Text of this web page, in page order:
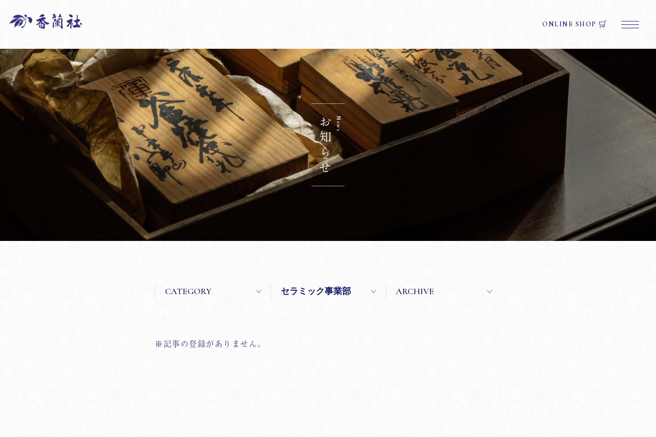
ONLINE SHOP
News
お知らせ
※記事の登録がありません。
香蘭社について
美術品事業部
碍子事業部
セラミック事業部
店舗情報
会社概要
採用情報
お知らせ
お問い合わせ